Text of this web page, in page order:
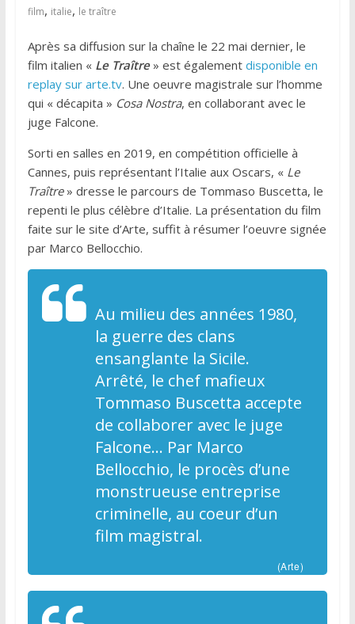
film, italie, le traître
Après sa diffusion sur la chaîne le 22 mai dernier, le
film italien « Le Traître» est également disponible en
replay sur arte.tv. Une oeuvre magistrale sur l’homme
qui « décapita » Cosa Nostra, en collaborant avec le
juge Falcone.
Sorti en salles en 2019, en compétition officielle à
Cannes, puis représentant l’Italie aux Oscars, « Le
Traître» dresse le parcours de Tommaso Buscetta, le
repenti le plus célèbre d’Italie. La présentation du film
faite sur le site d’Arte, suffit à résumer l’oeuvre signée
par Marco Bellocchio.
Au milieu des années 1980,
la guerre des clans
ensanglante la Sicile.
Arrêté, le chef mafieux
Tommaso Buscetta accepte
de collaborer avec le juge
Falcone… Par Marco
Bellocchio, le procès d’une
monstrueuse entreprise
criminelle, au coeur d’un
film magistral.
(Arte)